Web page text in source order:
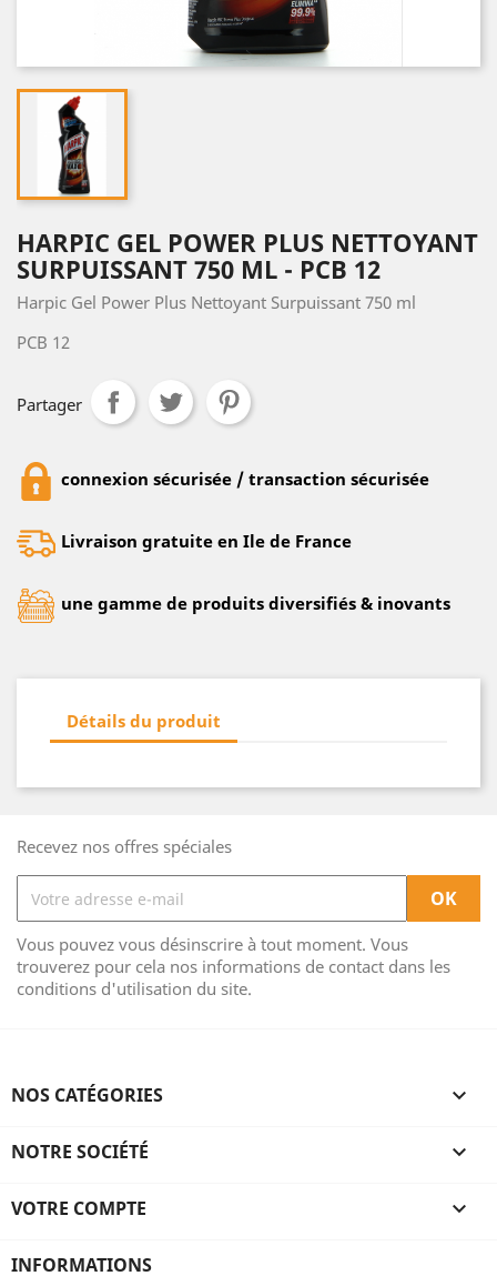
HARPIC GEL POWER PLUS NETTOYANT
SURPUISSANT 750 ML - PCB 12
Harpic Gel Power Plus Nettoyant Surpuissant 750 ml
PCB 12
Partager
connexion sécurisée / transaction sécurisée
Livraison gratuite en Ile de France
une gamme de produits diversifiés & inovants
Détails du produit
Recevez nos offres spéciales
Vous pouvez vous désinscrire à tout moment. Vous
trouverez pour cela nos informations de contact dans les
conditions d'utilisation du site.
NOS CATÉGORIES 
NOTRE SOCIÉTÉ 
VOTRE COMPTE 
INFORMATIONS